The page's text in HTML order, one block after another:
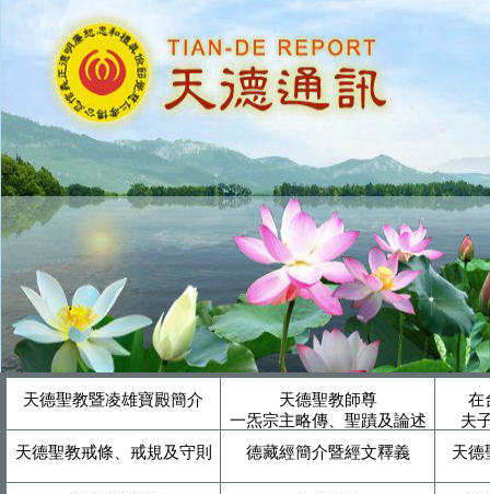
天德聖教暨凌雄寶殿簡介
天德聖教師尊
一炁宗主略傳、聖蹟及論述
在
夫
天德聖教戒條、戒規及守則
德藏經簡介暨經文釋義 天德